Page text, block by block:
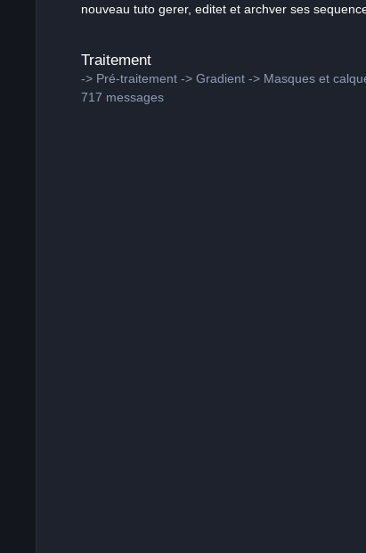
nouveau tuto gerer, editet et archver ses
Traitement
-> Pré-traitement -> Gradient -> Masques et
717 messages